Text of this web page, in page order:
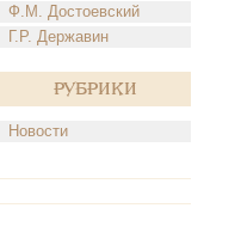
Ф.М. Достоевский
Г.Р. Державин
Рубрики
Новости